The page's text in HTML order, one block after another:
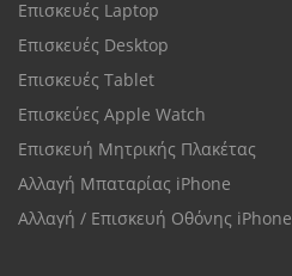
Επισκευές Laptop
Επισκευές Desktop
Επισκευές Tablet
Επισκεύες Apple Watch
Επισκευή Μητρικής Πλακέτας
Αλλαγή Μπαταρίας iPhone
Αλλαγή / Επισκευή Οθόνης iPhone